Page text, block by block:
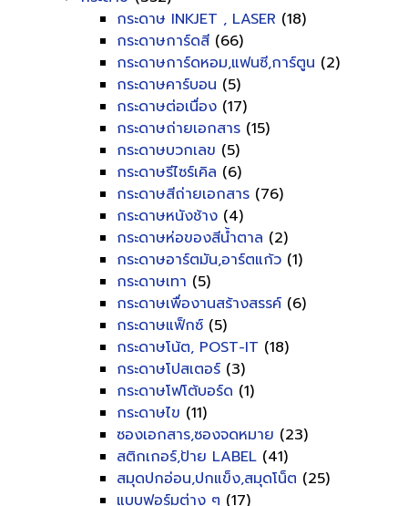
กระดาษ INKJET , LASER (18)
กระดาษการ์ดสี (66)
กระดาษการ์ดหอม,แฟนซี,การ์ตูน (2)
กระดาษคาร์บอน (5)
กระดาษต่อเนื่อง (17)
กระดาษถ่ายเอกสาร (15)
กระดาษบวกเลข (5)
กระดาษรีไซร์เคิล (6)
กระดาษสีถ่ายเอกสาร (76)
กระดาษหนังช้าง (4)
กระดาษห่อของสีน้ำตาล (2)
กระดาษอาร์ตมัน,อาร์ตแก้ว (1)
กระดาษเทา (5)
กระดาษเพื่องานสร้างสรรค์ (6)
กระดาษแฟ็กซ์ (5)
กระดาษโน้ต, POST-IT (18)
กระดาษโปสเตอร์ (3)
กระดาษโฟโต้บอร์ด (1)
กระดาษไข (11)
ซองเอกสาร,ซองจดหมาย (23)
สติกเกอร์,ป้าย LABEL (41)
สมุดปกอ่อน,ปกแข็ง,สมุดโน็ต (25)
แบบฟอร์มต่าง ๆ (17)